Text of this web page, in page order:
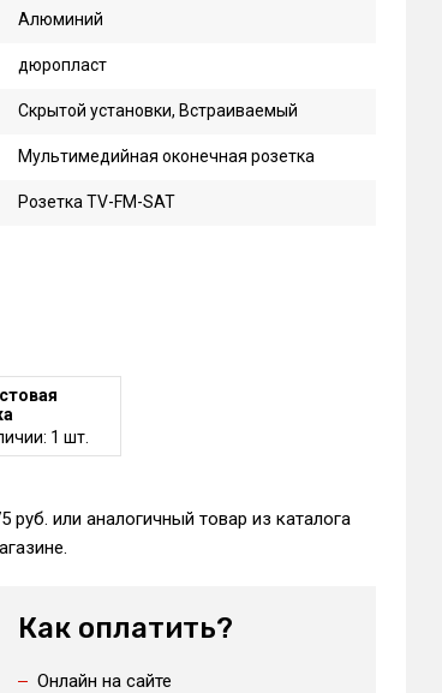
Алюминий
дюропласт
Скрытой установки, Встраиваемый
Мультимедийная оконечная розетка
Розетка TV-FM-SAT
1 шт.
или аналогичный товар из каталога
Как оплатить?
Онлайн на сайте